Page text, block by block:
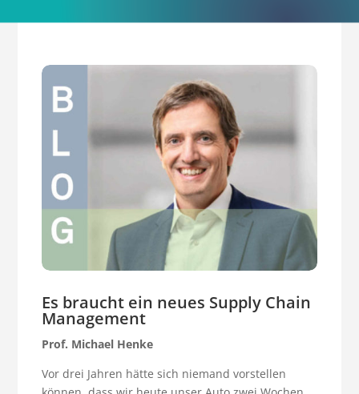
Es braucht ein neues Supply Chain
Management
Prof. Michael Henke
Vor drei Jahren hätte sich niemand vorstellen